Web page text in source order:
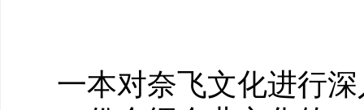
一本对奈飞文化进行